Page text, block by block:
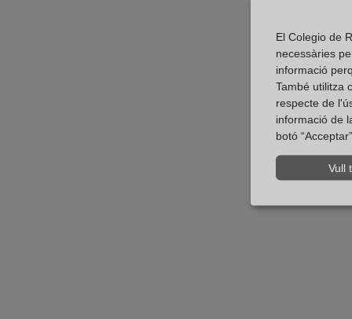
El Colegio de
necessàries
informació
També utilitza
respecte de
informació de
botó
Vull